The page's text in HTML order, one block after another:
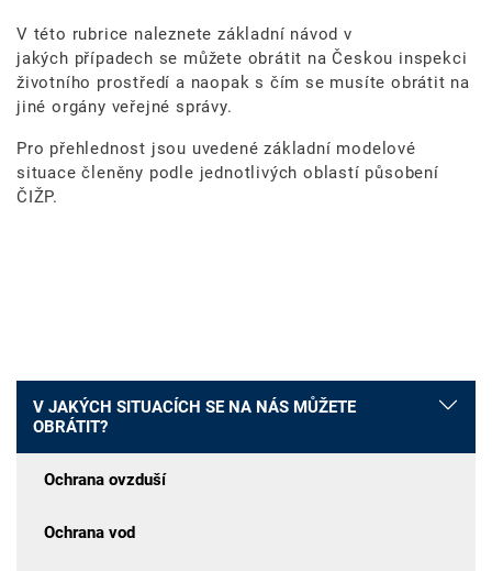
V této rubrice naleznete základní návod v
jakých případech se můžete obrátit na Českou inspekci
životního prostředí a naopak s čím se musíte obrátit na
jiné orgány veřejné správy.
Pro přehlednost jsou uvedené základní modelové
situace členěny podle jednotlivých oblastí působení
ČIŽP.
V JAKÝCH SITUACÍCH SE NA NÁS MŮŽETE
OBRÁTIT?
Ochrana ovzduší
Ochrana vod